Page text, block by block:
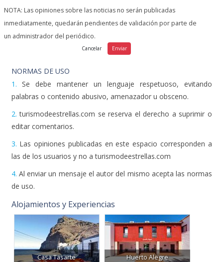
NOTA: Las opiniones sobre las noticias no serán publicadas
inmediatamente, quedarán pendientes de validación por parte de
un administrador del periódico.
NORMAS DE USO
1. Se debe mantener un lenguaje respetuoso, evitando
palabras o contenido abusivo, amenazador u obsceno.
2. turismodeestrellas.com se reserva el derecho a suprimir o
editar comentarios.
3. Las opiniones publicadas en este espacio corresponden a
las de los usuarios y no a turismodeestrellas.com
4. Al enviar un mensaje el autor del mismo acepta las normas
de uso.
Alojamientos y Experiencias
Casa Tasarte Huerto Alegre